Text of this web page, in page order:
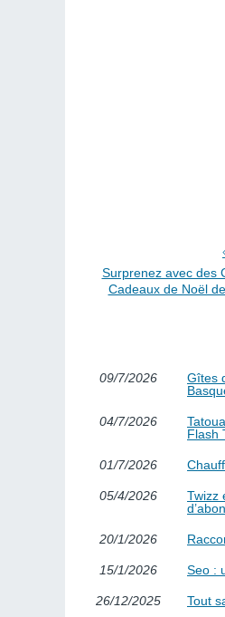
Surprenez avec des
Cadeaux de Noël
09/7/2026
Gîtes
04/7/2026
Flash
01/7/2026
05/4/2026
Twizz
20/1/2026
15/1/2026 Seo :
26/12/2025 Tout